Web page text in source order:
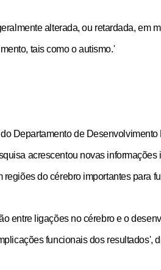
alterada, ou retardada, em
tais como o autismo.'
Departamento de
acrescentou novas informações
do cérebro importantes para
entre ligações no cérebro e o
funcionais dos resultados',